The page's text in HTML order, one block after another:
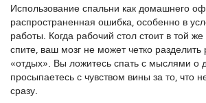
Использование спальни как домашнего
распространенная ошибка, особенно в
работы. Когда рабочий стол стоит в той
спите, ваш мозг не может четко
«отдых». Вы ложитесь спать с мыслями о
просыпаетесь с чувством вины за то, что
сразу.